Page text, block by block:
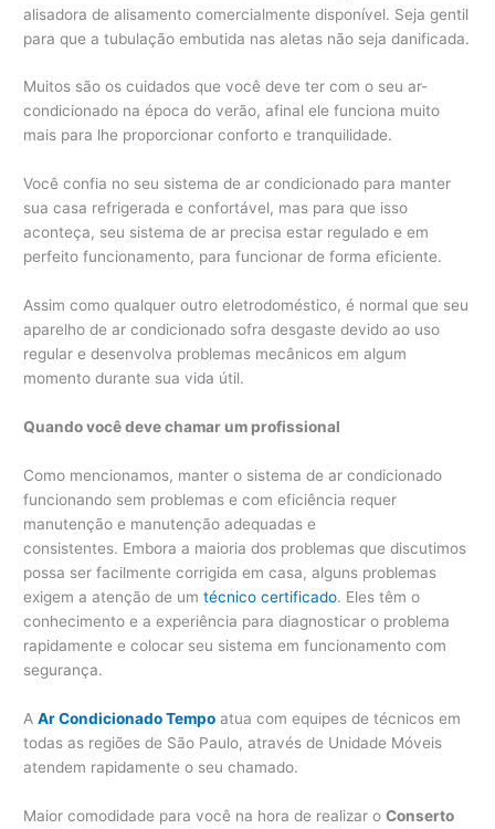
alisadora de alisamento comercialmente disponível. Seja gentil
para que a tubulação embutida nas aletas não seja danificada.
Muitos são os cuidados que você deve ter com o seu ar-
condicionado na época do verão, afinal ele funciona muito
mais para lhe proporcionar conforto e tranquilidade.
Você confia no seu sistema de ar condicionado para manter
sua casa refrigerada e confortável, mas para que isso
aconteça, seu sistema de ar precisa estar regulado e em
perfeito funcionamento, para funcionar de forma eficiente.
Assim como qualquer outro eletrodoméstico, é normal que seu
aparelho de ar condicionado sofra desgaste devido ao uso
regular e desenvolva problemas mecânicos em algum
momento durante sua vida útil.
Quando você deve chamar um profissional
Como mencionamos, manter o sistema de ar condicionado
funcionando sem problemas e com eficiência requer
manutenção e manutenção adequadas e
consistentes. Embora a maioria dos problemas que discutimos
possa ser facilmente corrigida em casa, alguns problemas
exigem a atenção de umtécnico certificado. Eles têm o
conhecimento e a experiência para diagnosticar o problema
rapidamente e colocar seu sistema em funcionamento com
segurança.
AAr Condicionado Tempo atua com equipes de técnicos em
todas as regiões de São Paulo, através de Unidade Móveis
atendem rapidamente o seu chamado.
Maior comodidade para você na hora de realizar oConserto